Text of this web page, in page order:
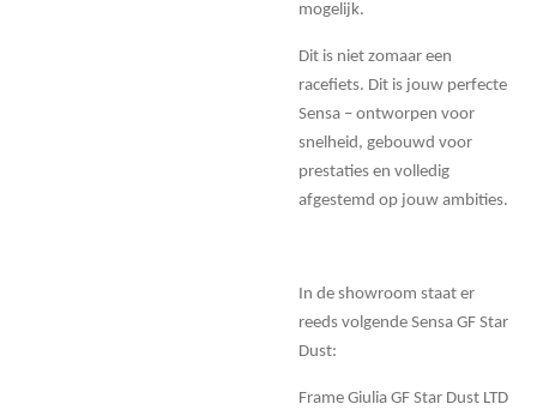
mogelijk.
Dit is niet zomaar een
racefiets. Dit is jouw perfecte
Sensa – ontworpen voor
snelheid, gebouwd voor
prestaties en volledig
afgestemd op jouw ambities.
In de showroom staat er
reeds volgende Sensa GF Star
Dust:
Frame Giulia GF Star Dust LTD